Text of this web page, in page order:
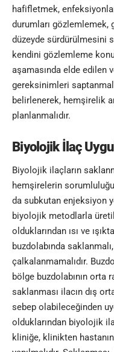
hafifletmek,
durumları
düzeyde sürdürülmesini
kendini gözlemleme
aşamasında elde edilen
gereksinimleri
belirlenerek, hemşirelik
planlanmalıdır.
Biyolojik İlaç
Biyolojik ilaçların
hemşirelerin
da subkutan enjeksiyon
biyolojik metodlarla
olduklarından ısı ve
buzdolabında
çalkalanmamalıdır.
bölge buzdolabının orta
saklanması ilacın dış
sebep olabileceğinden
olduklarından biyolojik
kliniğe, klinikten